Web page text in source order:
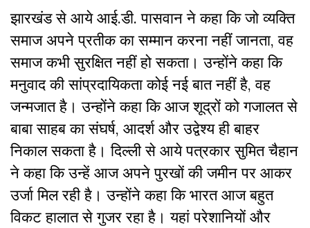
झारखंड से आये आई.डी. पासवान ने कहा कि जो व्यक्ति
समाज अपने प्रतीक का सम्मान करना नहीं जानता, वह
समाज कभी सुरक्षित नहीं हो सकता। उन्होंने कहा कि
मनुवाद की सांप्रदायिकता कोई नई बात नहीं है, वह
जन्मजात है। उन्होंने कहा कि आज शूद्रों को गजालत से
बाबा साहब का संघर्ष, आदर्श और उद्वेश्य ही बाहर
निकाल सकता है। दिल्ली से आये पत्रकार सुमित चैहान
ने कहा कि उन्हें आज अपने पुरखों की जमीन पर आकर
उर्जा मिल रही है। उन्होंने कहा कि भारत आज बहुत
विकट हालात से गुजर रहा है। यहां परेशानियों और